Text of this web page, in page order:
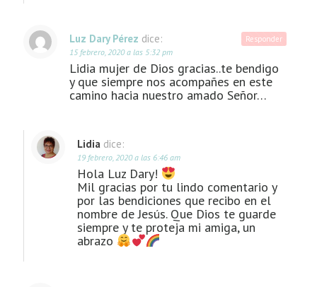
Luz Dary Pérez dice:
15 febrero, 2020 a las 5:32 pm
Lidia mujer de Dios gracias..te bendigo
y que siempre nos acompañes en este
camino hacia nuestro amado Señor…
Responder
Lidia dice:
19 febrero, 2020 a las 6:46 am
Hola Luz Dary!
Mil gracias por tu lindo comentario y
por las bendiciones que recibo en el
nombre de Jesús. Que Dios te guarde
siempre y te proteja mi amiga, un
abrazo